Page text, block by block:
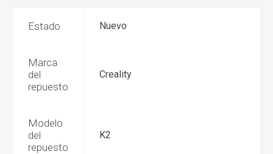
Estado Nuevo
Marca
del
repuesto
Creality
Modelo
del
repuesto
K2